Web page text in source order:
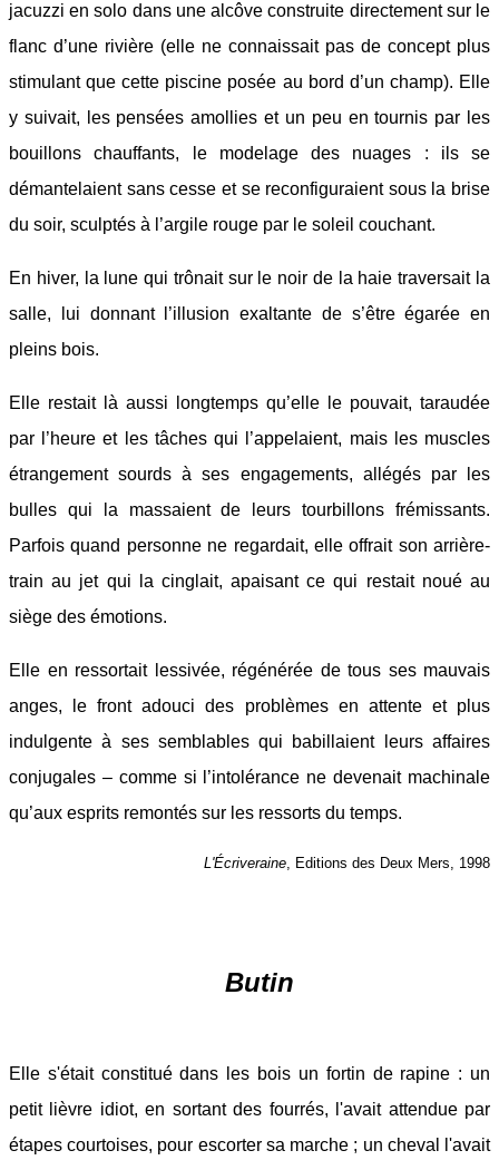
jacuzzi en solo dans une alcôve construite directement sur le
flanc d’une rivière (elle ne connaissait pas de concept plus
stimulant que cette piscine posée au bord d’un champ). Elle
y suivait, les pensées amollies et un peu en tournis par les
bouillons chauffants, le modelage des nuages : ils se
démantelaient sans cesse et se reconfiguraient sous la brise
du soir, sculptés à l’argile rouge par le soleil couchant.
En hiver, la lune qui trônait sur le noir de la haie traversait la
salle, lui donnant l’illusion exaltante de s’être égarée en
pleins bois.
Elle restait là aussi longtemps qu’elle le pouvait, taraudée
par l’heure et les tâches qui l’appelaient, mais les muscles
étrangement sourds à ses engagements, allégés par les
bulles qui la massaient de leurs tourbillons frémissants.
Parfois quand personne ne regardait, elle offrait son arrière-
train au jet qui la cinglait, apaisant ce qui restait noué au
siège des émotions.
Elle en ressortait lessivée, régénérée de tous ses mauvais
anges, le front adouci des problèmes en attente et plus
indulgente à ses semblables qui babillaient leurs affaires
conjugales – comme si l’intolérance ne devenait machinale
qu’aux esprits remontés sur les ressorts du temps.
L'Écriveraine , Editions des Deux Mers, 1998
Butin
Elle s'était constitué dans les bois un fortin de rapine : un
petit lièvre idiot, en sortant des fourrés, l'avait attendue par
étapes courtoises, pour escorter sa marche ; un cheval l'avait